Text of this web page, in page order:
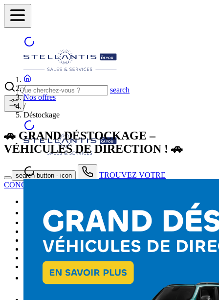
search
search button - icon
TROUVEZ VOTRE
CONCESSIONNAIRE
Occasion
Nos promotions
Entretien
Carrosserie
Vendre une voiture
/
Nos offres
/
Déstockage
🚗 GRAND DÉSTOCKAGE –
VÉHICULES DE DIRECTION ! 🚗